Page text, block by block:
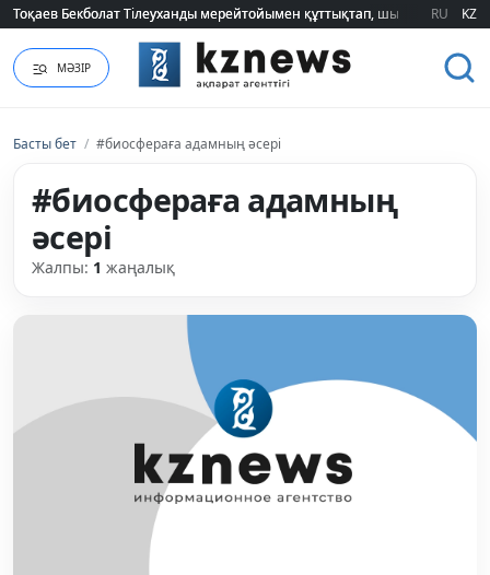
Тоқаев Бекболат Тілеуханды мерейтойымен құттықтап, шығармашылық
Тоқаев Бекболат Тілеуханды мерейтойымен құттықтап, шығармашылық
RU KZ
МӘЗІР
Басты бет / #биосфераға адамның әсері
#биосфераға адамның
әсері
Жалпы: 1 жаңалық